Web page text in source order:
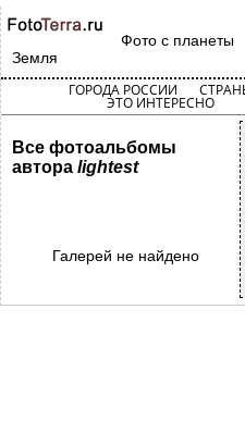
Фото с планеты
Земля
ГОРОДА РОССИИ
ЭТО ИНТЕРЕСНО
Все фотоальбомы
автора lightest
Галерей не найдено